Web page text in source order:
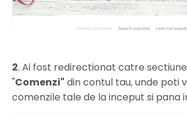
2. Ai fost redirectionat catre
"Comenzi" din contul tau, unde poti
comenzile tale de la inceput si pana